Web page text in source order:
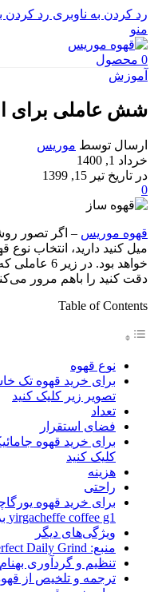
رد کردن به ناوبری رد کردن
منو
0 محصول
آموزش
شش عاملی برای
ارسال توسط موریس
خرداد 1, 1400
در تاریخ تیر 15, 1399
0
قهوه موریس – اگر تصور
میل کنید دارید، انتخاب
خواهد بود.
دقت کنید را باهم مرور
Table of Contents
نوع قهوه
تصویر زیر کلیک کنید
تعداد
فضای استقرار
کلیک کنید
هزینه
راحتی
برای خرید قهوه
yirgacheffe coffee g1 بر روی تصویر زیر کلیک کنید
ویژگی‌های دیگر
منبع: Perfect Daily Grind
تنظیم و گردآوری
ترجمه و تلخیص از